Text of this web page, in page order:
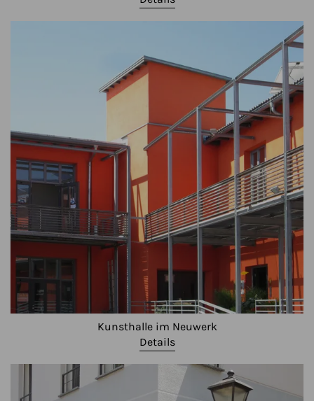
Kunsthalle im Neuwerk
Details